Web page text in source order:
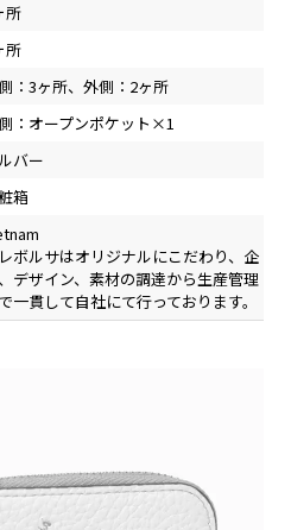
所
所
：3ヶ所、外側：2ヶ所
：オープンポケット×1
バー
箱
ボルサはオリジナルにこだわり、企
デザイン、素材の調達から生産管理
一貫して自社にて行っております。